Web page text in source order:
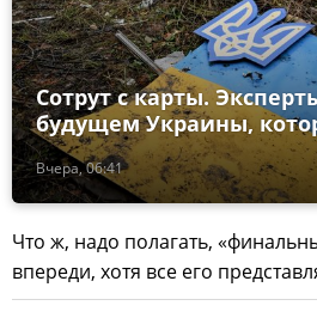
Вчера, 06:41
Сотрут с карты.
будущем Украины,
Что ж, надо полагать,
впереди, хотя все его